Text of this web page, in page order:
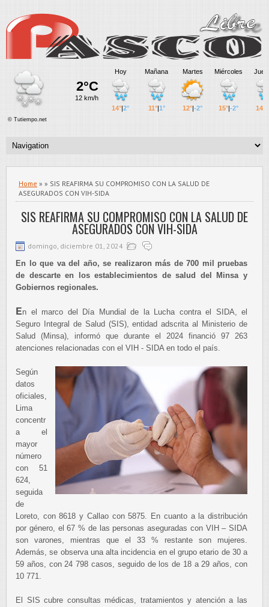
Home » » SIS REAFIRMA SU COMPROMISO CON LA SALUD DE
ASEGURADOS CON VIH-SIDA
SIS REAFIRMA SU COMPROMISO CON LA SALUD DE
ASEGURADOS CON VIH-SIDA
domingo, diciembre 01, 2024
En lo que va del año, se realizaron más de 700 mil pruebas
de descarte en los establecimientos de salud del Minsa y
Gobiernos regionales.
En el marco del Día Mundial de la Lucha contra el SIDA, el
Seguro Integral de Salud (SIS), entidad adscrita al Ministerio de
Salud (Minsa), informó que durante el 2024 financió 97 263
atenciones relacionadas con el VIH - SIDA en todo el país.
Según
datos
oficiales,
Lima
concentr
a el
mayor
número
con 51
624,
seguida
de
Loreto, con 8618 y Callao con 5875. En cuanto a la distribución
por género, el 67 % de las personas aseguradas con VIH – SIDA
son varones, mientras que el 33 % restante son mujeres.
Además, se observa una alta incidencia en el grupo etario de 30 a
59 años, con 24 798 casos, seguido de los de 18 a 29 años, con
10 771.
El SIS cubre consultas médicas, tratamientos y atención a las